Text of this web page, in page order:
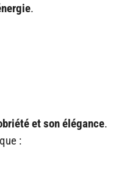
.
et son élégance.
: